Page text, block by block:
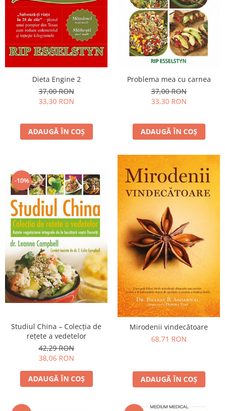
Dieta Engine 2
37,00 RON
33,30 RON
ADAUGĂ ÎN COȘ
Problema mea cu carnea
37,00 RON
33,30 RON
ADAUGĂ ÎN COȘ
-10%
Studiul China – Colecţia de
reţete a vedetelor
42,29 RON
38,06 RON
ADAUGĂ ÎN COȘ
Mirodenii vindecătoare
68,71 RON
ADAUGĂ ÎN COȘ